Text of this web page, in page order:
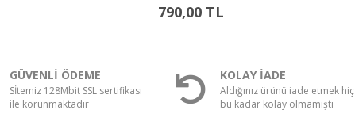
790,00 TL
GÜVENLİ ÖDEME
Sİtemiz 128Mbit SSL sertifikası
ile korunmaktadır
KOLAY İADE
Aldığınız ürünü iade etmek hiç
bu kadar kolay olmamıştı